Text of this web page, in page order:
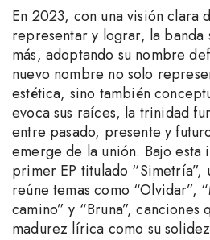
En 2023, con una visión clara
representar y lograr, la banda
más, adoptando su nombre
nuevo nombre no solo
estética, sino también
evoca sus raíces, la trinidad
entre pasado, presente y
emerge de la unión. Bajo esta
primer EP titulado “Simetría”,
reúne temas como “Olvidar”,
camino” y “Bruna”, canciones
madurez lírica como su